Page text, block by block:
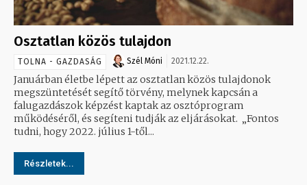
Osztatlan közös tulajdon
TOLNA - GAZDASÁG Szél Móni 2021.12.22.
Januárban életbe lépett az osztatlan közös tulajdonok
megszüntetését segítő törvény, melynek kapcsán a
falugazdászok képzést kaptak az osztóprogram
működéséről, és segíteni tudják az eljárásokat. „Fontos
tudni, hogy 2022. július 1-től...
Részletek...